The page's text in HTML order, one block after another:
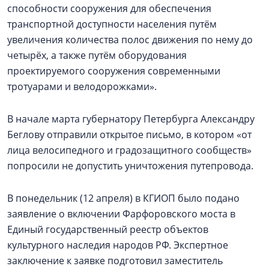
способности сооружения для обеспечения
транспортной доступности населения путём
увеличения количества полос движения по нему до
четырёх, а также путём оборудования
проектируемого сооружения современными
тротуарами и велодорожками».
В начале марта губернатору Петербурга Александру
Беглову отправили открытое письмо, в котором «от
лица велосипедного и градозащитного сообществ»
попросили не допустить уничтожения путепровода.
В понедельник (12 апреля) в КГИОП было подано
заявление о включении Фарфоровского моста в
Единый государственный реестр объектов
культурного наследия народов РФ. Экспертное
заключение к заявке подготовил заместитель